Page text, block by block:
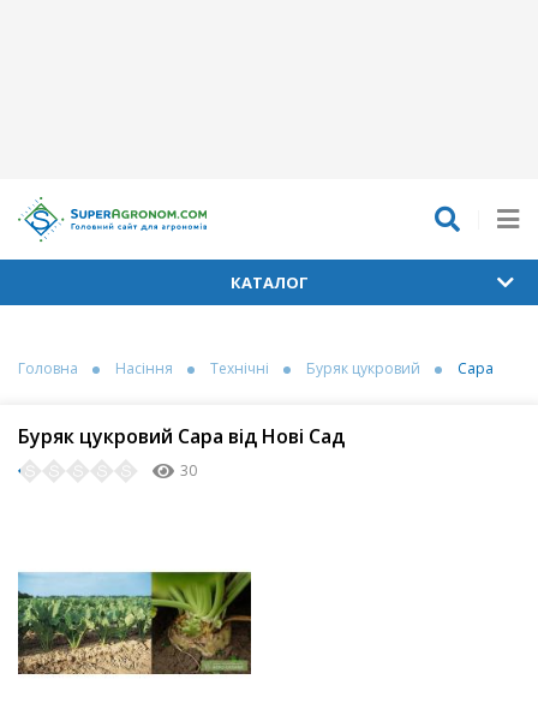
КАТАЛОГ
Головна Насіння Технічні Буряк цукровий Сара
Буряк цукровий Сара від Нові Сад
30